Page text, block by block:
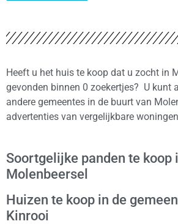
Heeft u het huis te koop dat u zocht in
gevonden binnen 0 zoekertjes? U kunt
andere gemeentes in de buurt van
advertenties van vergelijkbare
Soortgelijke panden te koop
Molenbeersel
Huizen te koop in de
Kinrooi